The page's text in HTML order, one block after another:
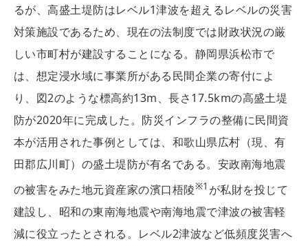
るが、高盛土堤防はレベル1津波を超えるレベルの災害
対策施設であるため、現在の法制度では財政状況の厳
しい市町村が建設することになる。静岡県浜松市で
は、想定浸水域に事業所がある民間企業の寄付によ
り、図2のような標高約13m、長さ17.5kmの高盛土堤
防が2020年に完成した。防災インフラの整備に民間資
本が活用された事例としては、和歌山県広村（現、有
田郡広川町）の盛土堤防が有名である。安政南海地震
の被害をみた地元資産家の濱口梧陵※1 が私財を投じて
建設し、昭和の東南海地震や南海地震で津波の被害軽
減に役立ったとされる。レベル2津波など低頻度災害へ